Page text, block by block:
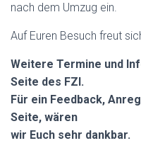
nach dem Umzug ein.
Auf Euren Besuch freut
Weitere Termine und
Seite des FZI.
Für ein Feedback,
Seite, wären
wir Euch sehr dankbar.